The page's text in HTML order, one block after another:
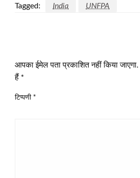
Tagged: India UNFPA
आपका ईमेल पता प्रकाशित नहीं किया जाएगा.
हैं *
टिप्पणी *